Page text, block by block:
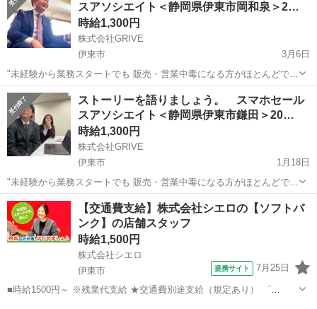
当社では、アパレ...スアソシエイト＜静岡県伊東市岡和泉＞2…
時給1,300円
株式会社GRIVE
伊東市
3月6日
"未経験から業務スタートでも 販売・営業中毒になる方がほとんどで
す。 業務内容としては家電量販店で スマホやWiFiの案内をして契約数
を 伸ばすのがお仕事なのですが...。 なぜ、10年以上かたくなに携帯
会...
静岡 伊東市 携帯ショップ
ストーリーを語りましょう。 スマホセール
スアソシエイト＜静岡県伊東市鎌田＞20…
時給1,300円
株式会社GRIVE
伊東市
1月18日
"未経験から業務スタートでも 販売・営業中毒になる方がほとんどで
す。 業務内容としては家電量販店で スマホやWiFiの案内をして契約数
を 伸ばすのがお仕事なのですが...。 なぜ、10年以上かたくなに携帯
会...
静岡 伊東市 携帯ショップ
【交通費支給】株式会社シエロの【ソフトバ
ンク】の店舗スタッフ
時給1,500円
株式会社シエロ
伊東市
提携サイト 7月25日
■時給1500円～ ※残業代支給 ★交通費別途支給（規定あり） ゜